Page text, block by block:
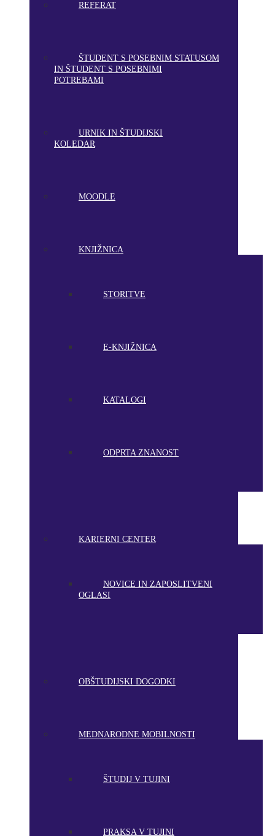
REFERAT
ŠTUDENT S POSEBNIM STATUSOM
IN ŠTUDENT S POSEBNIMI
POTREBAMI
URNIK IN ŠTUDIJSKI
KOLEDAR
MOODLE
KNJIŽNICA
STORITVE
E-KNJIŽNICA
KATALOGI
ODPRTA ZNANOST
KARIERNI CENTER
NOVICE IN ZAPOSLITVENI
OGLASI
OBŠTUDIJSKI DOGODKI
MEDNARODNE MOBILNOSTI
ŠTUDIJ V TUJINI
PRAKSA V TUJINI